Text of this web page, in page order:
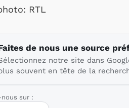
RTL
de nous une source
notre site dans
souvent en tête de la
sur :